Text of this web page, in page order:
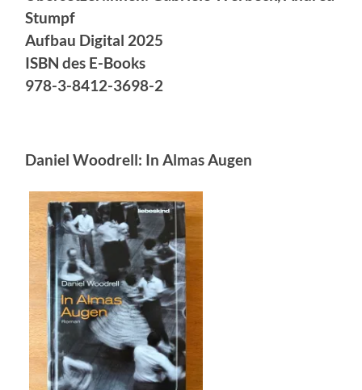
Stumpf
Aufbau Digital 2025
ISBN des E-Books
978-3-8412-3698-2
Daniel Woodrell: In Almas Augen